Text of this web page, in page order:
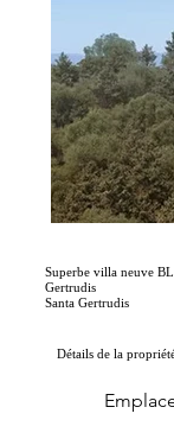
Superbe villa neuve
Gertrudis
Santa Gertrudis
Détails de la